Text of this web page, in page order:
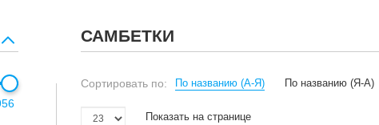
САМБЕТКИ
Сортировать по: По названию (А-Я) По названию (Я-А)
Показать на странице